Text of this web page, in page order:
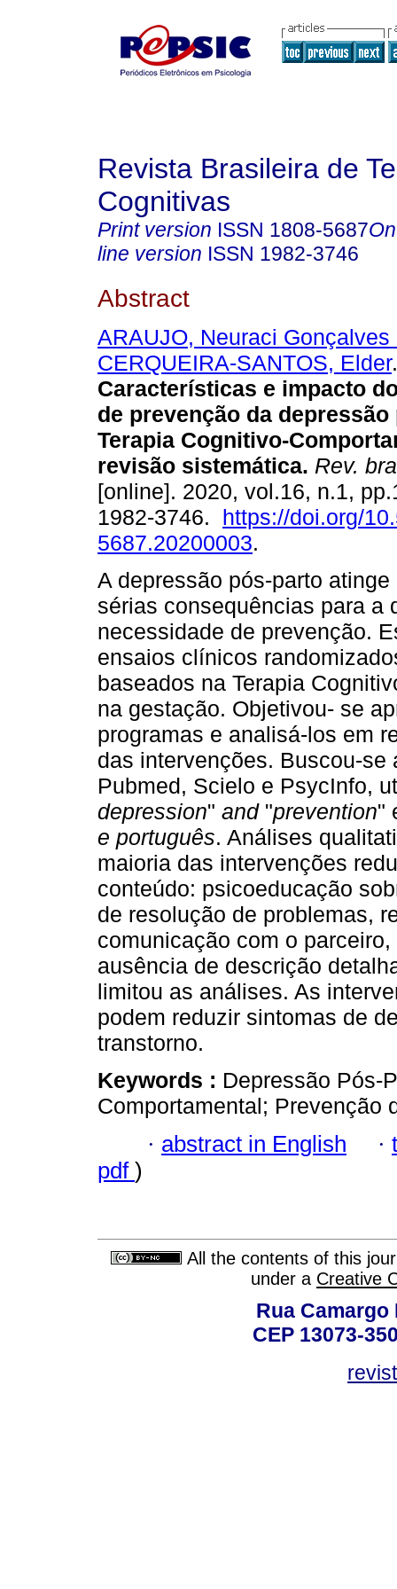
Revista Brasileira de
Cognitivas
Print version ISSN 1808-5687
line version ISSN 1982-3746
Abstract
ARAUJO, Neuraci Gonçalves
CERQUEIRA-SANTOS, Elder.
Características e impacto
de prevenção da
Terapia Cognitivo-
revisão sistemática. Rev.
[online]. 2020, vol.16, n.1,
1982-3746. https://doi.org/
5687.20200003.
A depressão pós-parto
sérias consequências para a
necessidade de prevenção.
ensaios clínicos
baseados na Terapia
na gestação. Objetivou- se
programas e analisá-los em
das intervenções. Buscou-
Pubmed, Scielo e PsycInfo,
depression" and"prevention"
e português. Análises
maioria das intervenções
conteúdo: psicoeducação
de resolução de problemas,
comunicação com o
ausência de descrição
limitou as análises. As
podem reduzir sintomas de
transtorno.
Keywords : Depressão Pós-
Comportamental; Prevenção
· abstract in English ·
pdf )
All the contents of this
under a Creative
Rua Camargo
CEP 13073-